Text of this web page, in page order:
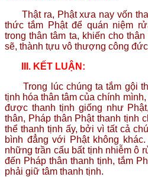
Thật ra, Phật xưa nay vốn
thức tắm Phật để quán niệm
trong thân tâm ta, khiến cho
sẽ, thành tựu vô thượng công
III. KẾT LUẬN:
Trong lúc chúng ta tắm gội
tịnh hóa thân tâm của chính
được thanh tịnh giống như
thân, Pháp thân Phật thanh tịnh
thể thanh tịnh ấy, bởi vì tất cả
bình đẳng với Phật không
những trần cấu bất tịnh nhiễm ô
đến Pháp thân thanh tịnh, tắm
phải giữ tâm thanh tịnh.